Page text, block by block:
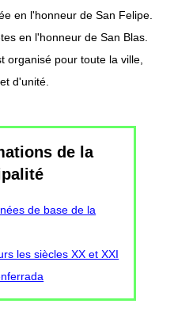
en l'honneur de San Felipe.
en l'honneur de San Blas.
organisé pour toute la ville,
d'unité.
de la
de base de la
les siècles XX et XXI